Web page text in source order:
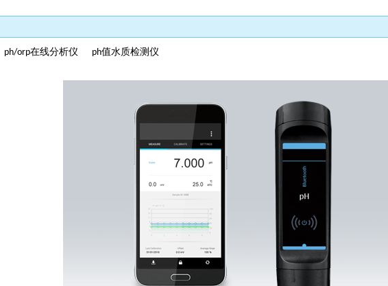
ph/orp在线分析仪 ph值水质检测仪